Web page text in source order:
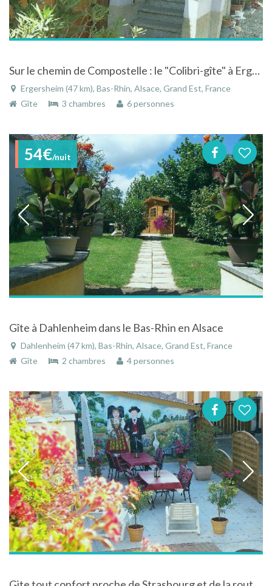
Sur le chemin de Compostelle : le "Colibri-gîte" à Ergersheim dans le Bas-Rhin en Alsace.
Ergersheim (47 km), Bas-Rhin, Alsace, Grand Est, France
Gîte
3 chambres 6 personnes
54€/nuit
Gîte à Dahlenheim dans le Bas-Rhin en Alsace
Dahlenheim (47 km), Bas-Rhin, Alsace, Grand Est, France
Gîte
2 chambres 4 personnes